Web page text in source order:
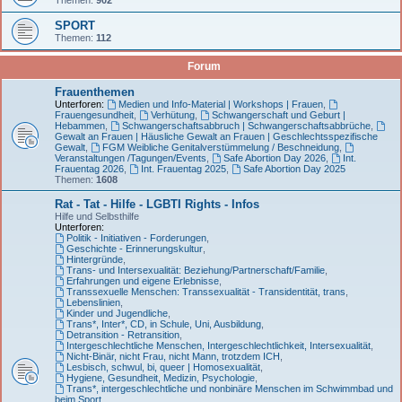
SPORT
Themen: 112
Forum
Frauenthemen
Unterforen: Medien und Info-Material | Workshops | Frauen,
Frauengesundheit
Verhütung,
Schwangerschaft und Geburt |
Hebammen
Schwangerschaftsabbruch | Schwangerschaftsabbrüche,
Gewalt an Frauen | Häusliche Gewalt an Frauen | Geschlechtsspezifische
Gewalt
FGM Weibliche Genitalverstümmelung / Beschneidung,
Veranstaltungen /Tagungen/Events
Safe Abortion Day 2026,
Int.
Frauentag 2026
Int. Frauentag 2025,
Safe Abortion Day 2025
Themen: 1608
Rat - Tat - Hilfe - LGBTI Rights - Infos
Hilfe und Selbsthilfe
Unterforen:
Politik - Initiativen - Forderungen,
Geschichte - Erinnerungskultur,
Hintergründe,
Trans- und Intersexualität: Beziehung/Partnerschaft/Familie,
Erfahrungen und eigene Erlebnisse,
Transsexuelle Menschen: Transsexualität - Transidentität, trans
Lebenslinien,
Kinder und Jugendliche,
Trans*, Inter*, CD, in Schule, Uni, Ausbildung,
Detransition - Retransition,
Intergeschlechtliche Menschen, Intergeschlechtlichkeit, Intersexualität,
Nicht-Binär, nicht Frau, nicht Mann, trotzdem ICH
Lesbisch, schwul, bi, queer | Homosexualität,
Hygiene, Gesundheit, Medizin, Psychologie,
Trans*, intergeschlechtliche und nonbinäre Menschen im Schwimmbad und
beim Sport